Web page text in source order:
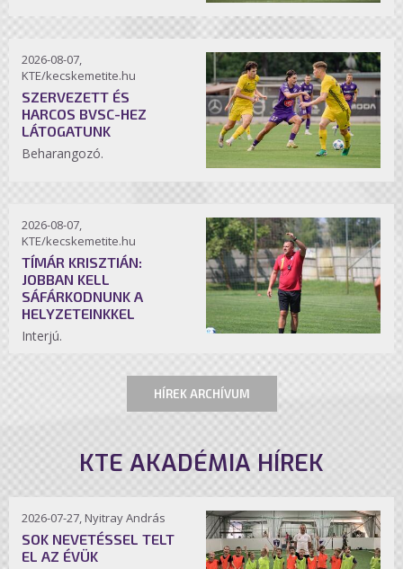
2026-08-07,
KTE/kecskemetite.hu
SZERVEZETT ÉS
HARCOS BVSC-HEZ
LÁTOGATUNK
Beharangozó.
2026-08-07,
KTE/kecskemetite.hu
TÍMÁR KRISZTIÁN:
JOBBAN KELL
SÁFÁRKODNUNK A
HELYZETEINKKEL
Interjú.
HÍREK ARCHÍVUM
KTE AKADÉMIA HÍREK
2026-07-27, Nyitray András
SOK NEVETÉSSEL TELT
EL AZ ÉVÜK